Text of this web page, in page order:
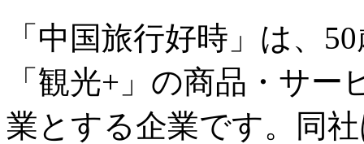
「中国旅行好時」は、
「観光+」の商品・サ
業とする企業です。同